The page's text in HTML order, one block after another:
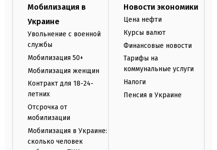
Мобилизация в
Украине
Увольнение с военной
службы
Мобилизация 50+
Мобилизация женщин
Контракт для 18-24-
летних
Отсрочка от
мобилизации
Мобилизация в Украине:
сколько человек
Новости экономики
Цена нефти
Курсы валют
Финансовые новости
Тарифы на
коммунальные услуги
Налоги
Пенсия в Украине